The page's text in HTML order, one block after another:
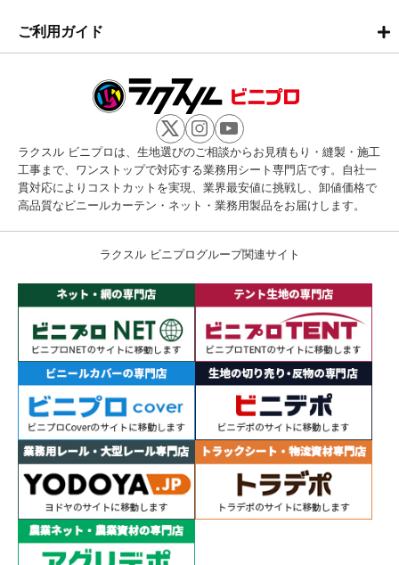
ご利用ガイド
ラクスル ビニプロは、生地選びのご相談からお見積もり・縫製・施工
工事まで、ワンストップで対応する業務用シート専門店です。自社一
貫対応によりコストカットを実現、業界最安値に挑戦し、卸値価格で
高品質なビニールカーテン・ネット・業務用製品をお届けします。
ラクスル ビニプログループ関連サイト